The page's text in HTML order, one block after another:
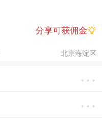
北京海淀区
分享可获佣金
···
···